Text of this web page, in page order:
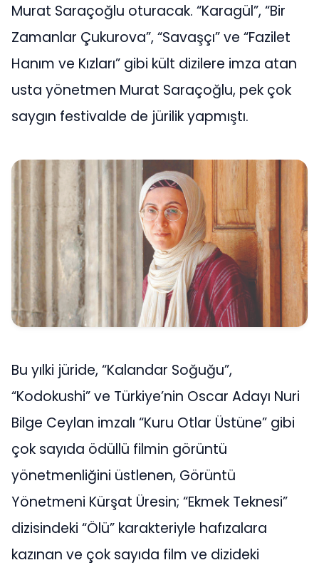
Murat Saraçoğlu oturacak. “Karagül”, “Bir
Zamanlar Çukurova”, “Savaşçı” ve “Fazilet
Hanım ve Kızları” gibi kült dizilere imza atan
usta yönetmen Murat Saraçoğlu, pek çok
saygın festivalde de jürilik yapmıştı.
Bu yılki jüride, “Kalandar Soğuğu”,
“Kodokushi” ve Türkiye’nin Oscar Adayı Nuri
Bilge Ceylan imzalı “Kuru Otlar Üstüne” gibi
çok sayıda ödüllü filmin görüntü
yönetmenliğini üstlenen, Görüntü
Yönetmeni Kürşat Üresin; “Ekmek Teknesi”
dizisindeki “Ölü” karakteriyle hafızalara
kazınan ve çok sayıda film ve dizideki